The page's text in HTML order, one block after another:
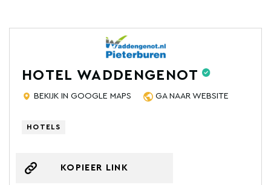
HOTEL WADDENGENOT
BEKIJK IN GOOGLE MAPS GA NAAR WEBSITE
HOTELS
KOPIEER LINK